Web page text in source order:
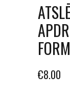
€8.00